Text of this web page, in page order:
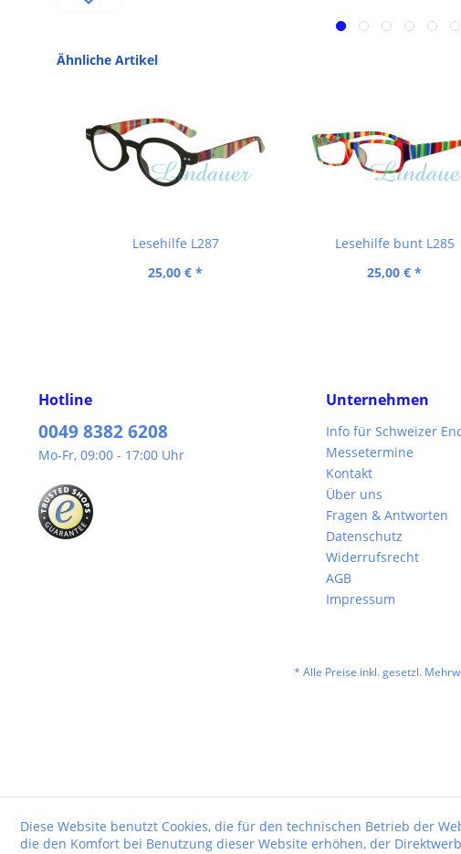
Ähnliche Artikel
Lesehilfe L287
25,00 € *
Lesehilfe bunt L285
25,00 € *
Hotline
0049 8382 6208
Mo-Fr, 09:00 - 17:00 Uhr
Unternehmen
Info für Schweizer
Messetermine
Kontakt
Über uns
Fragen & Antworten
Datenschutz
Widerrufsrecht
AGB
Impressum
* Alle Preise inkl. gesetzl.
Diese Website benutzt Cookies, die für den technischen Betrieb der
die den Komfort bei Benutzung dieser Website erhöhen, der